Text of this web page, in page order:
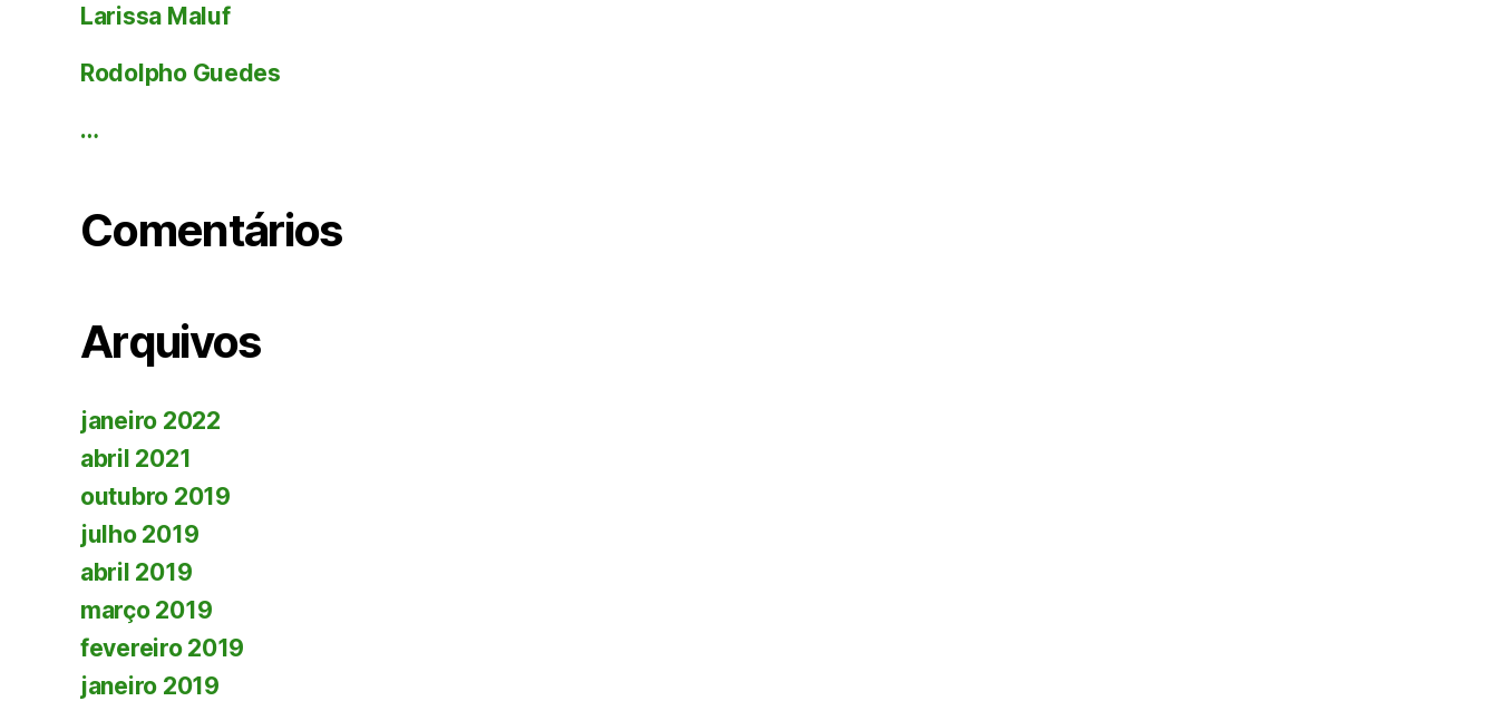
Larissa Maluf
Rodolpho Guedes
…
Comentários
Arquivos
janeiro 2022
abril 2021
outubro 2019
julho 2019
abril 2019
março 2019
fevereiro 2019
janeiro 2019